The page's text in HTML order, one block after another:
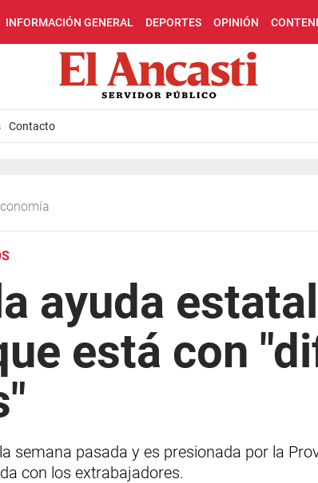
INFORMACIÓN GENERAL DEPORTES OPINIÓN
Contacto
ayuda
está con
semana pasada y es presionada por la
con los extrabajadores.